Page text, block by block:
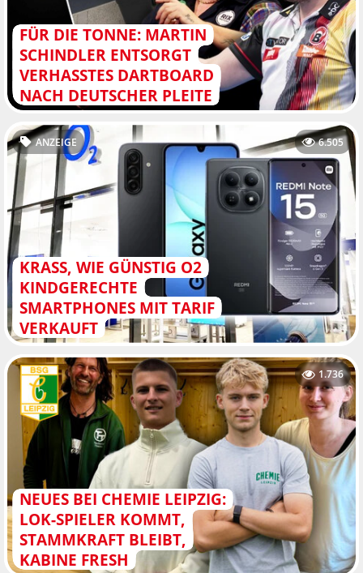
FÜR DIE TONNE: MARTIN
SCHINDLER ENTSORGT
VERHASSTES DARTBOARD
NACH DEUTSCHER PLEITE
KRASS, WIE GÜNSTIG O2
KINDGERECHTE
SMARTPHONES MIT TARIF
VERKAUFT
ANZEIGE 6.505
NEUES BEI CHEMIE LEIPZIG:
LOK-SPIELER KOMMT,
STAMMKRAFT BLEIBT,
KABINE FRESH
1.736